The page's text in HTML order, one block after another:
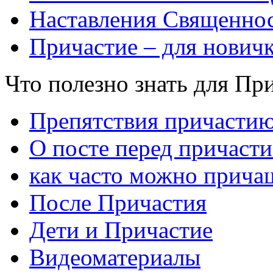
Наставления
Причастие – для
Что полезно знать для
Препятствия
О посте перед
как часто можно
После Причастия
Дети и Причастие
Видеоматериалы